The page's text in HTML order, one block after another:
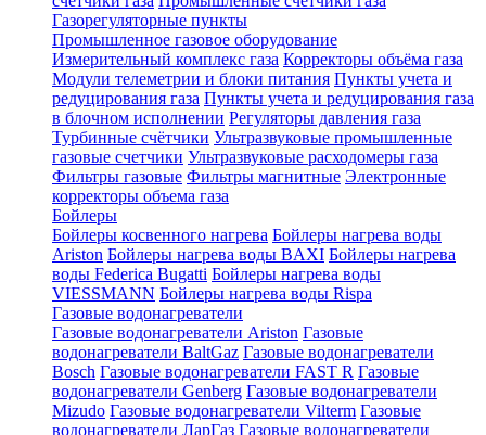
Газорегуляторные пункты
Промышленное газовое оборудование
Измерительный комплекс газа Корректоры объёма газа
Модули телеметрии и блоки питания Пункты учета и
редуцирования газа Пункты учета и редуцирования газа
в блочном исполнении Регуляторы давления газа
Турбинные счётчики Ультразвуковые промышленные
газовые счетчики Ультразвуковые расходомеры газа
Фильтры газовые Фильтры магнитные Электронные
корректоры объема газа
Бойлеры
Бойлеры косвенного нагрева Бойлеры нагрева воды
Ariston Бойлеры нагрева воды BAXI Бойлеры нагрева
воды Federica Bugatti Бойлеры нагрева воды
VIESSMANN Бойлеры нагрева воды Rispa
Газовые водонагреватели
Газовые водонагреватели Ariston Газовые
водонагреватели BaltGaz Газовые водонагреватели
Bosch Газовые водонагреватели FAST R Газовые
водонагреватели Genberg Газовые водонагреватели
Mizudo Газовые водонагреватели Vilterm Газовые
водонагреватели ЛарГаз Газовые водонагреватели